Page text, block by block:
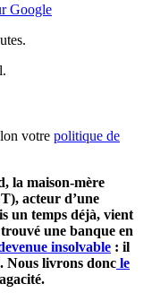
Google
votre politique de
la maison-mère
acteur d’une
un temps déjà, vient
une banque en
insolvable : il
Nous livrons donc le